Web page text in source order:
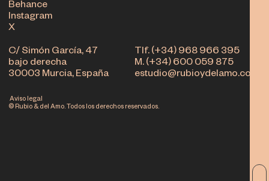
Tlf. (+34) 968 966 395
M. (+34) 600 059 875
estudio@rubioydelamo.com
C/ Simón García, 47
bajo derecha
30003 Murcia, España
Behance
Instagram
X
© Rubio & del Amo. Todos los derechos reservados.
Aviso legal